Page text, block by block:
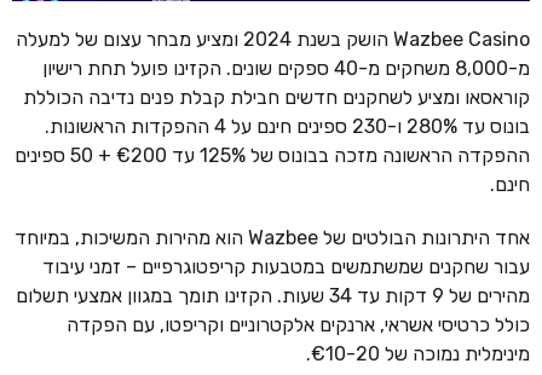
Wazbee Casino הושק בשנת 2024 ומציע מבחר עצום של למעלה
מ-8,000 משחקים מ-40 ספקים שונים. הקזינו פועל תחת רישיון
קוראסאו ומציע לשחקנים חדשים חבילת קבלת פנים נדיבה הכוללת
בונוס עד 280% ו-230 ספינים חינם על 4 ההפקדות הראשונות.
ההפקדה הראשונה מזכה בבונוס של 125% עד €200 + 50 ספינים
חינם.
אחד היתרונות הבולטים של Wazbee הוא מהירות המשיכות, במיוחד
עבור שחקנים שמשתמשים במטבעות קריפטוגרפיים – זמני עיבוד
מהירים של 9 דקות עד 34 שעות. הקזינו תומך במגוון אמצעי תשלום
כולל כרטיסי אשראי, ארנקים אלקטרוניים וקריפטו, עם הפקדה
מינימלית נמוכה של €10-20.